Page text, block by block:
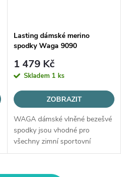
Lasting dámské merino
spodky Waga 9090
1 479 Kč
Skladem 1 ks
ZOBRAZIT
WAGA dámské vlněné bezešvé
spodky jsou vhodné pro
všechny zimní sportovní
aktivity.